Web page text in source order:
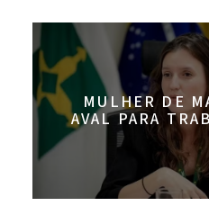
MULHER DE
AVAL PARA